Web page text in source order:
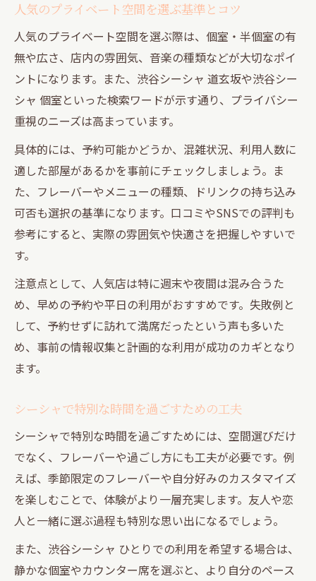
人気のプライベート空間を選ぶ基準とコツ
人気のプライベート空間を選ぶ際は、個室・半個室の有
無や広さ、店内の雰囲気、音楽の種類などが大切なポイ
ントになります。また、渋谷シーシャ 道玄坂や渋谷シー
シャ 個室といった検索ワードが示す通り、プライバシー
重視のニーズは高まっています。
具体的には、予約可能かどうか、混雑状況、利用人数に
適した部屋があるかを事前にチェックしましょう。ま
た、フレーバーやメニューの種類、ドリンクの持ち込み
可否も選択の基準になります。口コミやSNSでの評判も
参考にすると、実際の雰囲気や快適さを把握しやすいで
す。
注意点として、人気店は特に週末や夜間は混み合うた
め、早めの予約や平日の利用がおすすめです。失敗例と
して、予約せずに訪れて満席だったという声も多いた
め、事前の情報収集と計画的な利用が成功のカギとなり
ます。
シーシャで特別な時間を過ごすための工夫
シーシャで特別な時間を過ごすためには、空間選びだけ
でなく、フレーバーや過ごし方にも工夫が必要です。例
えば、季節限定のフレーバーや自分好みのカスタマイズ
を楽しむことで、体験がより一層充実します。友人や恋
人と一緒に選ぶ過程も特別な思い出になるでしょう。
また、渋谷シーシャ ひとりでの利用を希望する場合は、
静かな個室やカウンター席を選ぶと、より自分のペース